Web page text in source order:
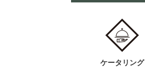
ケータリング